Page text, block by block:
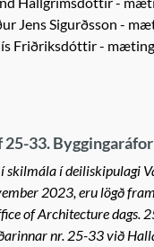
Jens Sigurðsson -
Friðriksdóttir-
33.
skilmála í deiliskipulagi
2023, eru lögð
of Architecture dags.
nr. 25-33 við